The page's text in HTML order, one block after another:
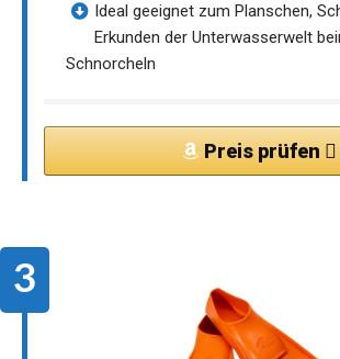
Ideal geeignet zum Planschen,
Erkunden der Unterwasserwelt
Schnorcheln
Preis prüfen